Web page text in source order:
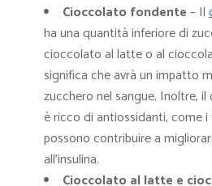
Cioccolato fondente– Il
ha una quantità inferiore di
cioccolato al latte o al
significa che avrà un impatto
zucchero nel sangue. Inoltre,
è ricco di antiossidanti, come
possono contribuire a
all’insulina.
Cioccolato al latte e